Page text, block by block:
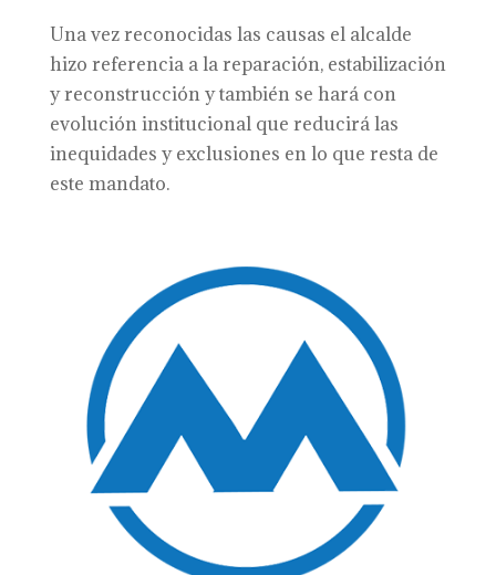
Una vez reconocidas las causas el alcalde
hizo referencia a la reparación, estabilización
y reconstrucción y también se hará con
evolución institucional que reducirá las
inequidades y exclusiones en lo que resta de
este mandato.